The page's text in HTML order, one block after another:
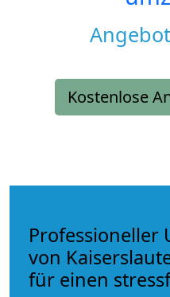
Kostenlose
Professioneller
von
für einen